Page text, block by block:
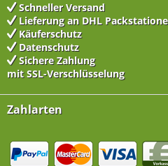
Schneller Versand
Lieferung an DHL
Käuferschutz
Datenschutz
Sichere Zahlung
mit SSL-Verschlüsselung
Zahlarten